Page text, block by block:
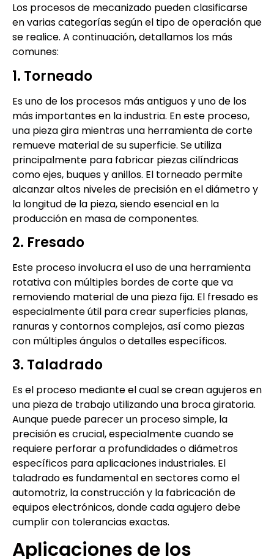
Los procesos de mecanizado pueden clasificarse
en varias categorías según el tipo de operación que
se realice. A continuación, detallamos los más
comunes:
1. Torneado
Es uno de los procesos más antiguos y uno de los
más importantes en la industria. En este proceso,
una pieza gira mientras una herramienta de corte
remueve material de su superficie. Se utiliza
principalmente para fabricar piezas cilíndricas
como ejes, buques y anillos. El torneado permite
alcanzar altos niveles de precisión en el diámetro y
la longitud de la pieza, siendo esencial en la
producción en masa de componentes.
2. Fresado
Este proceso involucra el uso de una herramienta
rotativa con múltiples bordes de corte que va
removiendo material de una pieza fija. El fresado es
especialmente útil para crear superficies planas,
ranuras y contornos complejos, así como piezas
con múltiples ángulos o detalles específicos.
3. Taladrado
Es el proceso mediante el cual se crean agujeros en
una pieza de trabajo utilizando una broca giratoria.
Aunque puede parecer un proceso simple, la
precisión es crucial, especialmente cuando se
requiere perforar a profundidades o diámetros
específicos para aplicaciones industriales. El
taladrado es fundamental en sectores como el
automotriz, la construcción y la fabricación de
equipos electrónicos, donde cada agujero debe
cumplir con tolerancias exactas.
Aplicaciones de los